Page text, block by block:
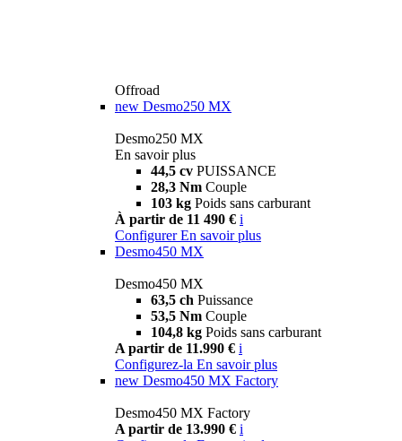
Offroad
new Desmo250 MX
Desmo250 MX
En savoir plus
44,5 cv PUISSANCE
28,3 Nm Couple
103 kg Poids sans carburant
À partir de 11 490 € i
Configurer En savoir plus
Desmo450 MX
Desmo450 MX
63,5 ch Puissance
53,5 Nm Couple
104,8 kg Poids sans carburant
A partir de 11.990 € i
Configurez-la En savoir plus
new Desmo450 MX Factory
Desmo450 MX Factory
A partir de 13.990 € i